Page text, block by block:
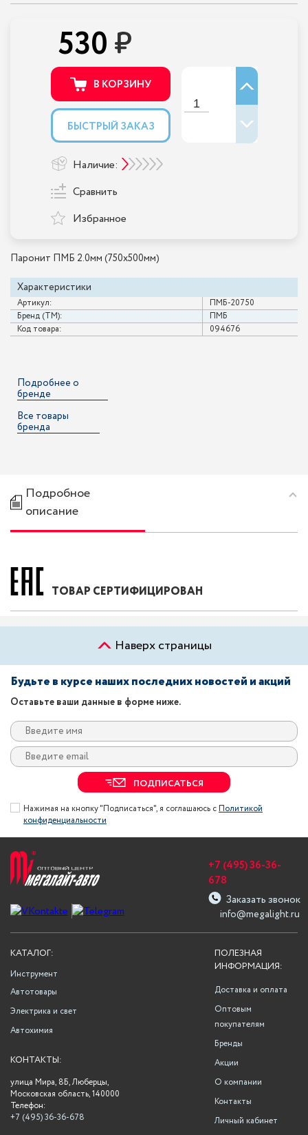
Паронит ПМБ 2.0мм (750х500мм)
Характеристики
Артикул:
ПМБ-20750
Бренд (ТМ):
ПМБ
Код товара:
094676
530
В КОРЗИНУ
БЫСТРЫЙ ЗАКАЗ
Наличие:
Сравнить
Избранное
Подробнее о
бренде
Все товары
бренда
Подробное
описание
ТОВАР СЕРТИФИЦИРОВАН
Наверх страницы
Будьте в курсе наших последних новостей и акций
Оставьте ваши данные в форме ниже.
ПОДПИСАТЬСЯ
Нажимая на кнопку "Подписаться", я соглашаюсь сПолитикой
конфиденциальности
info@megalight.ru
+7 (495) 36-36-
678
Заказать звонок
ПОЛЕЗНАЯ
ИНФОРМАЦИЯ:
Доставка и оплата
Оптовым
покупателям
Бренды
Акции
О компании
Контакты
Личный кабинет
КАТАЛОГ:
Инструмент
Автотовары
Электрика и свет
Автохимия
КОНТАКТЫ:
улица Мира, 8Б, Люберцы,
Московская область, 140000
Телефон:
+7 (495) 36-36-678